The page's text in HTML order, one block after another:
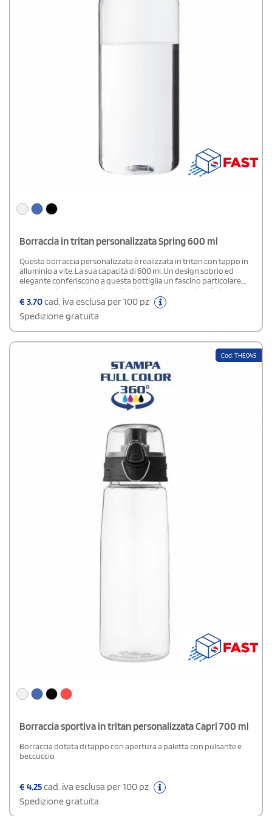
Borraccia in tritan personalizzata Spring 600 ml
Questa borraccia personalizzata è realizzata in tritan con tappo in
alluminio a vite. La sua capacità di 600 ml. Un design sobrio ed
elegante conferiscono a questa bottiglia un fascino particolare,
che le rende anche degli eccellenti gadget promozionali da
regalare ai clienti.
€3,70cad. iva esclusa per 100 pz
Spedizione gratuita
Cod: THE045
Borraccia sportiva in tritan personalizzata Capri 700 ml
Borraccia dotata di tappo con apertura a paletta con pulsante e
beccuccio
€4,25cad. iva esclusa per 100 pz
Spedizione gratuita